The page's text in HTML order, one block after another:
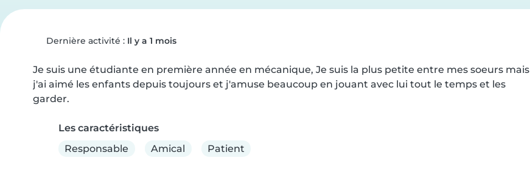
Dernière activité : Il y a 1 mois
Je suis une étudiante en première année en mécanique, Je suis la plus petite entre mes soeurs mais
j'ai aimé les enfants depuis toujours et j'amuse beaucoup en jouant avec lui tout le temps et les
garder.
Les caractéristiques
Responsable
Amical Patient